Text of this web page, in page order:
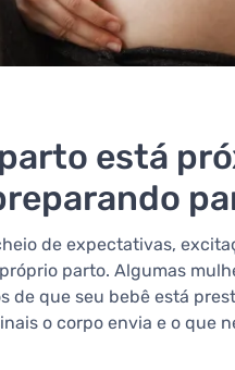
está
de expectativas,
parto. Algumas
de que seu bebê está
o corpo envia e o que